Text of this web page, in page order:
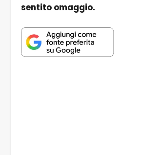
sentito omaggio.